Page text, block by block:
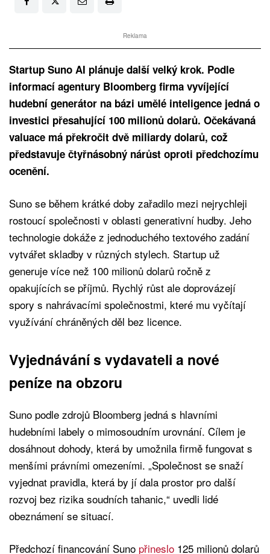
Reklama
Startup Suno AI plánuje další velký krok. Podle
informací agentury Bloomberg firma vyvíjející
hudební generátor na bázi umělé inteligence jedná o
investici přesahující 100 milionů dolarů. Očekávaná
valuace má překročit dvě miliardy dolarů, což
představuje čtyřnásobný nárůst oproti předchozímu
ocenění.
Suno se během krátké doby zařadilo mezi nejrychleji
rostoucí společnosti v oblasti generativní hudby. Jeho
technologie dokáže z jednoduchého textového zadání
vytvářet skladby v různých stylech. Startup už
generuje více než 100 milionů dolarů ročně z
opakujících se příjmů. Rychlý růst ale doprovázejí
spory s nahrávacími společnostmi, které mu vyčítají
využívání chráněných děl bez licence.
Vyjednávání s vydavateli a nové
peníze na obzoru
Suno podle zdrojů Bloomberg jedná s hlavními
hudebními labely o mimosoudním urovnání. Cílem je
dosáhnout dohody, která by umožnila firmě fungovat s
menšími právními omezeními. „Společnost se snaží
vyjednat pravidla, která by jí dala prostor pro další
rozvoj bez rizika soudních tahanic,“ uvedli lidé
obeznámení se situací.
Předchozí financování Suno přineslo 125 milionů dolarů